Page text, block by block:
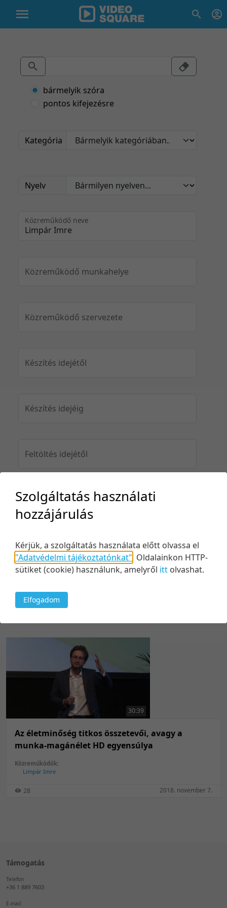
bármelyik szóra
pontos kifejezésre
Kategória
Nyelv
Közreműködő neve
Közreműködő munkahelye
Közreműködő szervezete
Készítés idejétől
Készítés idejéig
Feltöltés idejétől
Feltöltés idejéig
Keresés
Relevancia szerint
Kezdés/felvétel dátuma szerint
Kezdés/felvétel dátuma szerint
Utolsó módosítás szerint
Utolsó módosítás szerint
5 tétel/oldal
10 tétel/oldal
20 tétel/oldal
50 tétel/oldal
100 tétel/oldal
30:39
Az életminőség titkos összetevői, avagy a
munka-magánélet HD egyensúlya
Közreműködők:
Limpár Imre
28 2018. november 7.
Támogatás
Telefon
+36 1 889 7603
E-mail
Szolgáltatás használati
hozzájárulás
Kérjük, a szolgáltatás használata előtt olvassa el
"Adatvédelmi tájékoztatónkat" Oldalainkon HTTP-
sütiket (cookie) használunk, amelyről itt olvashat.
Elfogadom